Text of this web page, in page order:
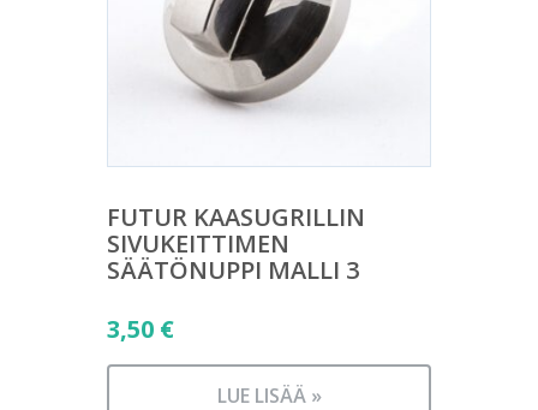
FUTUR KAASUGRILLIN
SIVUKEITTIMEN
SÄÄTÖNUPPI MALLI 3
3,50 €
LUE LISÄÄ »